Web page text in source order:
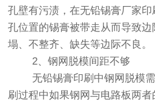
孔壁有污渍，在无铅锡膏厂家
孔位置的锡膏被带走从而导致
塌、不整齐、缺失等边际不良。
2、钢网脱模间距不够
无铅锡膏印刷中钢网脱模需
刷过程中如果钢网与电路板两